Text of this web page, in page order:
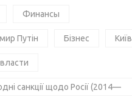
Финансы
Путін Бізнес Київ
санкції щодо Росії (2014—